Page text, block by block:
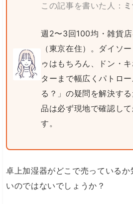
この記事を書いた人：
週2〜3回100均・雑貨
（東京在住）。ダイソ
ゥはもちろん、ドン・
ターまで幅広くパトロ
る？」の疑問を解決す
品は必ず現地で確認し
す。
卓上加湿器がどこで売っている
いのではないでしょうか？